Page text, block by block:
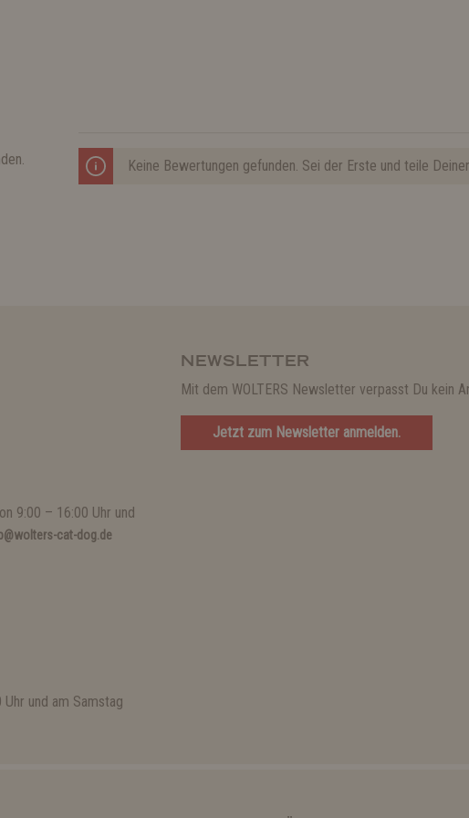
Keine Bewertungen gefunden. Sei der Erste und teile
9:00 – 16:00 Uhr und
cat-dog.de
und am Samstag
NEWSLETTER
Mit dem WOLTERS Newsletter verpasst Du kein
Jetzt zum Newsletter anmelden.